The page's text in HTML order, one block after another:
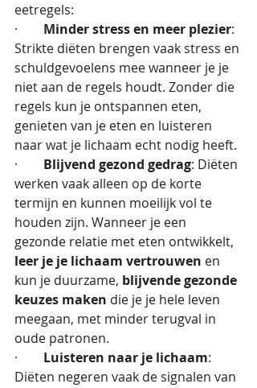
eetregels:
· Minder stress en meer plezier:
Strikte diëten brengen vaak stress en
schuldgevoelens mee wanneer je je
niet aan de regels houdt. Zonder die
regels kun je ontspannen eten,
genieten van je eten en luisteren
naar wat je lichaam echt nodig heeft.
· Blijvend gezond gedrag: Diëten
werken vaak alleen op de korte
termijn en kunnen moeilijk vol te
houden zijn. Wanneer je een
gezonde relatie met eten ontwikkelt,
leer je je lichaam vertrouwen en
kun je duurzame, blijvende gezonde
keuzes maken die je je hele leven
meegaan, met minder terugval in
oude patronen.
· Luisteren naar je lichaam:
Diëten negeren vaak de signalen van